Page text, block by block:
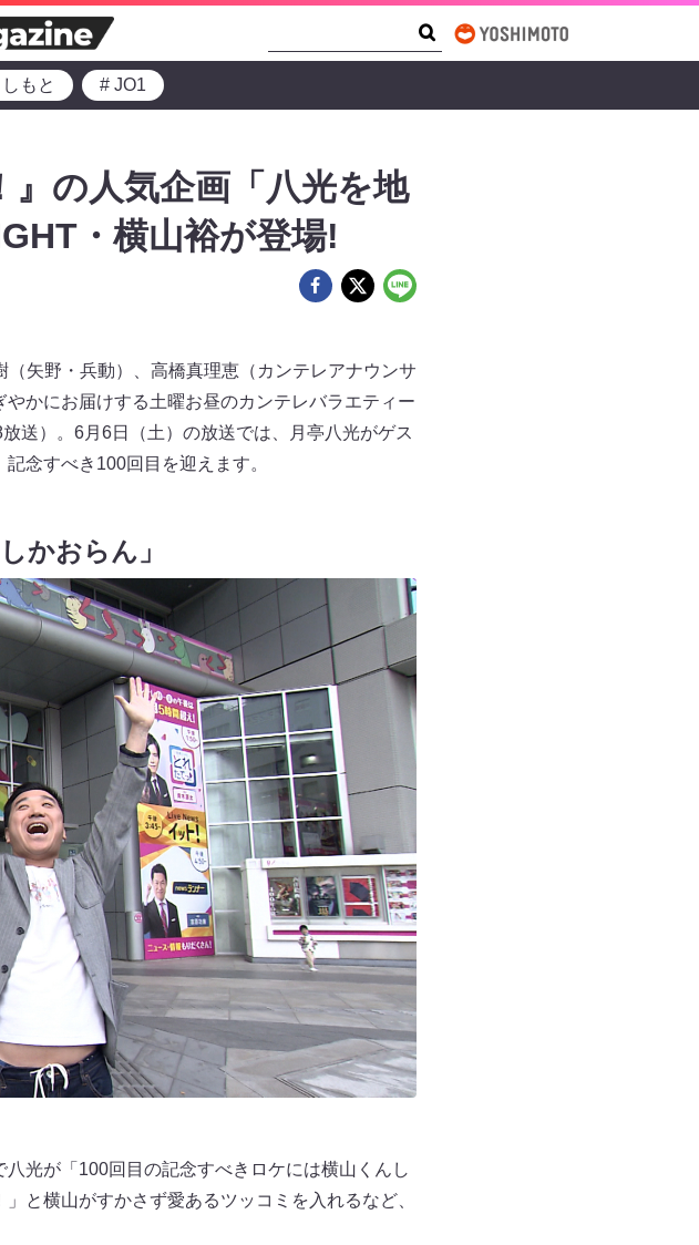
もと # JO1
』の人気企画「八光を地
・横山裕が登場!
矢野・兵動）、高橋真理恵（カンテレアナウンサ
かにお届けする土曜お昼のカンテレバラエティー
送）。6月6日（土）の放送では、月亭八光がゲス
念すべき100回目を迎えます。
かおらん」
光が「100回目の記念すべきロケには横山くんし
と横山がすかさず愛あるツッコミを入れるなど、